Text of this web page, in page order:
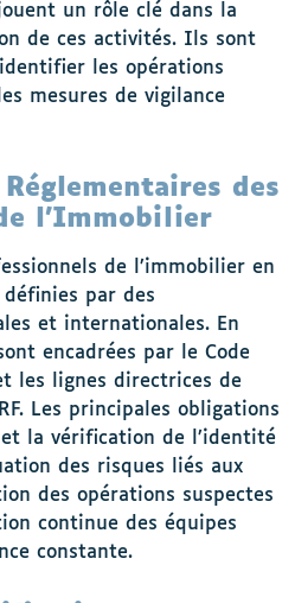
un rôle clé dans la
de ces activités. Ils sont
les opérations
mesures de vigilance
des
l’Immobilier
de l’immobilier en
par des
et internationales. En
encadrées par le Code
les lignes directrices de
Les principales obligations
la vérification de l’identité
des risques liés aux
des opérations suspectes
continue des équipes
constante.